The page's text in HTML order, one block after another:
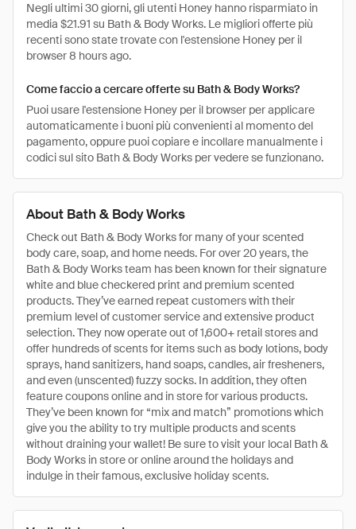
About Bath & Body Works
Check out Bath & Body Works for many of your scented
body care, soap, and home needs. For over 20 years, the
Bath & Body Works team has been known for their signature
white and blue checkered print and premium scented
products. They’ve earned repeat customers with their
premium level of customer service and extensive product
selection. They now operate out of 1,600+ retail stores and
offer hundreds of scents for items such as body lotions, body
sprays, hand sanitizers, hand soaps, candles, air fresheners,
and even (unscented) fuzzy socks. In addition, they often
feature coupons online and in store for various products.
They’ve been known for “mix and match” promotions which
give you the ability to try multiple products and scents
without draining your wallet! Be sure to visit your local Bath &
Body Works in store or online around the holidays and
indulge in their famous, exclusive holiday scents.
Negli ultimi 30 giorni, gli utenti Honey hanno risparmiato in
media $21.91 su Bath & Body Works. Le migliori offerte più
recenti sono state trovate con l'estensione Honey per il
browser 8 hours ago.
Come faccio a cercare offerte su Bath & Body Works?
Puoi usare l'estensione Honey per il browser per applicare
automaticamente i buoni più convenienti al momento del
pagamento, oppure puoi copiare e incollare manualmente i
codici sul sito Bath & Body Works per vedere se funzionano.